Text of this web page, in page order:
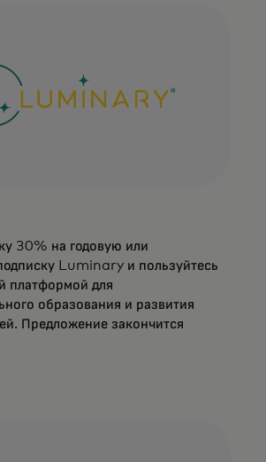
30% на годовую или
Luminary и пользуйтесь
платформой для
образования и развития
Предложение закончится
in a new tab